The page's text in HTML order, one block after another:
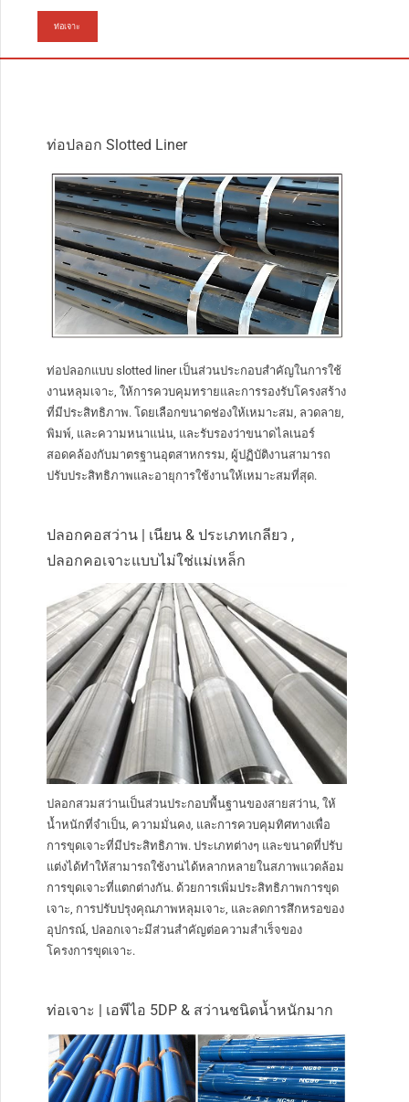
ท่อเจาะ
ท่อปลอก Slotted Liner
ท่อปลอกแบบ slotted liner เป็นส่วนประกอบสำคัญในการใช้
งานหลุมเจาะ, ให้การควบคุมทรายและการรองรับโครงสร้าง
ที่มีประสิทธิภาพ. โดยเลือกขนาดช่องให้เหมาะสม, ลวดลาย,
พิมพ์, และความหนาแน่น, และรับรองว่าขนาดไลเนอร์
สอดคล้องกับมาตรฐานอุตสาหกรรม, ผู้ปฏิบัติงานสามารถ
ปรับประสิทธิภาพและอายุการใช้งานให้เหมาะสมที่สุด.
ปลอกคอสว่าน | เนียน & ประเภทเกลียว ,
ปลอกคอเจาะแบบไม่ใช่แม่เหล็ก
ปลอกสวมสว่านเป็นส่วนประกอบพื้นฐานของสายสว่าน, ให้
น้ำหนักที่จำเป็น, ความมั่นคง, และการควบคุมทิศทางเพื่อ
การขุดเจาะที่มีประสิทธิภาพ. ประเภทต่างๆ และขนาดที่ปรับ
แต่งได้ทำให้สามารถใช้งานได้หลากหลายในสภาพแวดล้อม
การขุดเจาะที่แตกต่างกัน. ด้วยการเพิ่มประสิทธิภาพการขุด
เจาะ, การปรับปรุงคุณภาพหลุมเจาะ, และลดการสึกหรอของ
อุปกรณ์, ปลอกเจาะมีส่วนสำคัญต่อความสำเร็จของ
โครงการขุดเจาะ.
ท่อเจาะ | เอพีไอ 5DP & สว่านชนิดน้ำหนักมาก